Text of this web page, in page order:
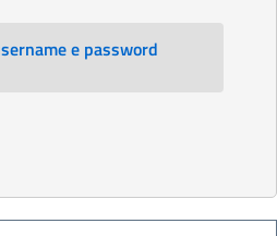
e password